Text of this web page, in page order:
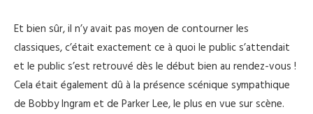
Et bien sûr, il n’y avait pas moyen de contourner les
classiques, c’était exactement ce à quoi le public s’attendait
et le public s’est retrouvé dès le début bien au rendez-vous !
Cela était également dû à la présence scénique sympathique
de Bobby Ingram et de Parker Lee, le plus en vue sur scène.